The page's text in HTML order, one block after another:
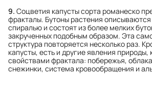
9. Соцветия капусты сорта романеско
фракталы. Бутоны растения
спиралью и состоят из более мелких
закрученных подобным образом. Эта
структура повторяется несколько раз.
капусты, есть и другие явления
свойствами фрактала: побережья,
снежинки, система кровообращения и